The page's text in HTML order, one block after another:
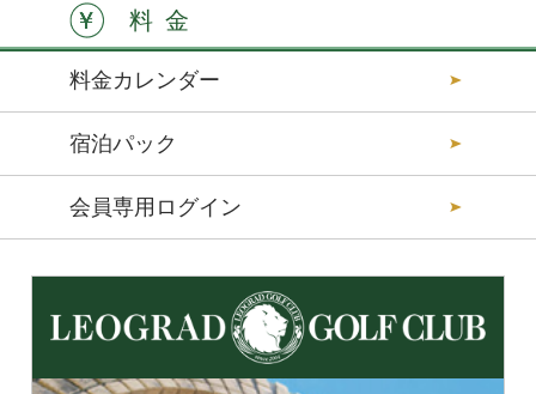
料金
料金カレンダー
宿泊パック
会員専用ログイン